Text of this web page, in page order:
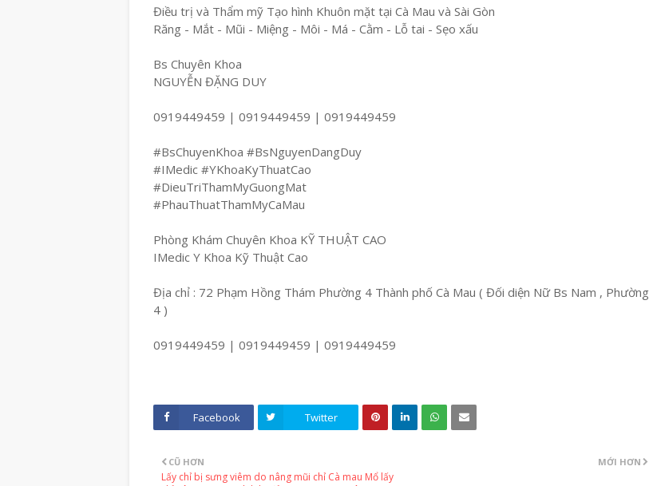
Điều trị và Thẩm mỹ Tạo hình Khuôn mặt tại Cà Mau và Sài Gòn
Răng - Mắt - Mũi - Miệng - Môi - Má - Cằm - Lỗ tai - Sẹo xấu
Bs Chuyên Khoa
NGUYỄN ĐẶNG DUY
0919449459 | 0919449459 | 0919449459
#BsChuyenKhoa #BsNguyenDangDuy
#IMedic #YKhoaKyThuatCao
#DieuTriThamMyGuongMat
#PhauThuatThamMyCaMau
Phòng Khám Chuyên Khoa KỸ THUẬT CAO
IMedic Y Khoa Kỹ Thuật Cao
Địa chỉ : 72 Phạm Hồng Thám Phường 4 Thành phố Cà Mau ( Đối diện Nữ Bs Nam , Phường
4 )
0919449459 | 0919449459 | 0919449459
Facebook Twitter
MỚI HƠN
CŨ HƠN
Lấy chỉ bị sưng viêm do nâng mũi chỉ Cà mau Mổ lấy